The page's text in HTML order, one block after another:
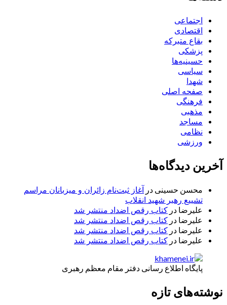
اجتماعی
اقتصادی
بقاع متبرکه
پزشکی
حسینیه‌ها
سیاسی
شهدا
صفحه اصلی
فرهنگی
مذهبی
مساجد
نظامی
ورزشی
آخرین دیدگاه‌ها
محسن حسینی در آغاز ثبت‌نام زائران و میزبانان مراسم
تشییع رهبر شهید انقلاب
علیرضا در کتاب رقص اضداد منتشر شد
علیرضا در کتاب رقص اضداد منتشر شد
علیرضا در کتاب رقص اضداد منتشر شد
علیرضا در کتاب رقص اضداد منتشر شد
پایگاه اطلاع رسانی دفتر مقام معظم رهبری
نوشته‌های تازه